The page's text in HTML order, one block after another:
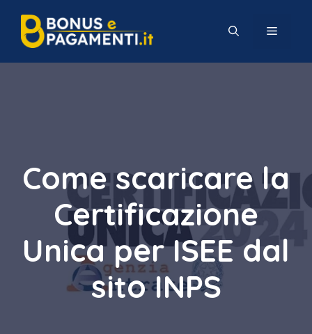
contenuto
MENU
Come scaricare la
Certificazione
Unica per ISEE dal
sito INPS